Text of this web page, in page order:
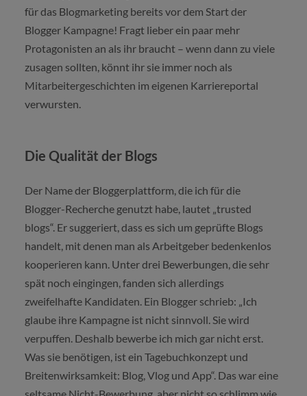
für das Blogmarketing bereits vor dem Start der
Blogger Kampagne! Fragt lieber ein paar mehr
Protagonisten an als ihr braucht – wenn dann zu viele
zusagen sollten, könnt ihr sie immer noch als
Mitarbeitergeschichten im eigenen Karriereportal
verwursten.
Die Qualität der Blogs
Der Name der Bloggerplattform, die ich für die
Blogger-Recherche genutzt habe, lautet „trusted
blogs“. Er suggeriert, dass es sich um geprüfte Blogs
handelt, mit denen man als Arbeitgeber bedenkenlos
kooperieren kann. Unter drei Bewerbungen, die sehr
spät noch eingingen, fanden sich allerdings
zweifelhafte Kandidaten. Ein Blogger schrieb: „Ich
glaube ihre Kampagne ist nicht sinnvoll. Sie wird
verpuffen. Deshalb bewerbe ich mich gar nicht erst.
Was sie benötigen, ist ein Tagebuchkonzept und
Breitenwirksamkeit: Blog, Vlog und App“. Das war eine